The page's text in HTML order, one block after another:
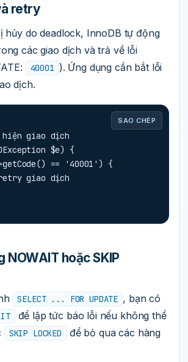
retry
hủy do deadlock, InnoDB tự động
các giao dịch và trả về lỗi
40001 ). Ứng dụng cần bắt lỗi
dịch.
SAO CHÉP
$e) {
NOWAIT hoặc SKIP
SELECT ... FOR UPDATE , bạn có
để lập tức báo lỗi nếu không thể
SKIP LOCKED
để bỏ qua các hàng